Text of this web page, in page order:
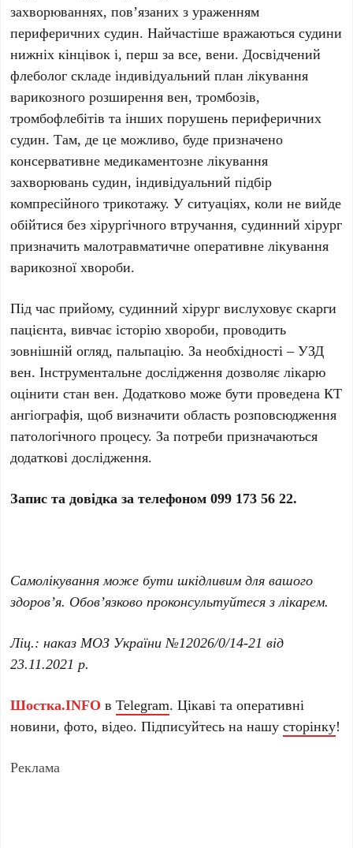
захворюваннях, пов’язаних з ураженням
периферичних судин. Найчастіше вражаються судини
нижніх кінцівок і, перш за все, вени. Досвідчений
флеболог складе індивідуальний план лікування
варикозного розширення вен, тромбозів,
тромбофлебітів та інших порушень периферичних
судин. Там, де це можливо, буде призначено
консервативне медикаментозне лікування
захворювань судин, індивідуальний підбір
компресійного трикотажу. У ситуаціях, коли не вийде
обійтися без хірургічного втручання, судинний хірург
призначить малотравматичне оперативне лікування
варикозної хвороби.
Під час прийому, судинний хірург вислуховує скарги
пацієнта, вивчає історію хвороби, проводить
зовнішній огляд, пальпацію. За необхідності – УЗД
вен. Інструментальне дослідження дозволяє лікарю
оцінити стан вен. Додатково може бути проведена КТ
ангіографія, щоб визначити область розповсюдження
патологічного процесу. За потреби призначаються
додаткові дослідження.
Запис та довідка за телефоном 099 173 56 22.
Самолікування може бути шкідливим для вашого
здоров’я. Обов’язково проконсультуйтеся з лікарем.
Ліц.: наказ МОЗ України №12026/0/14-21 від
23.11.2021 р.
Шостка.INFO вTelegram. Цікаві та оперативні
новини, фото, відео. Підписуйтесь на нашусторінку!
Реклама